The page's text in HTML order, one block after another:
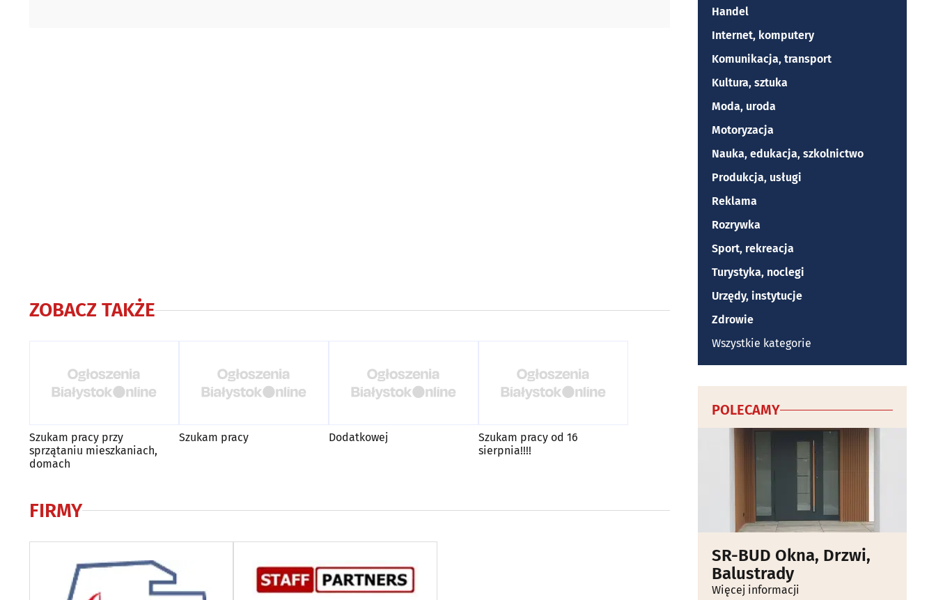
ZOBACZ TAKŻE
Szukam pracy przy
sprzątaniu mieszkaniach,
domach
Szukam pracy Dodatkowej
Szukam pracy od 16
sierpnia!!!!
FIRMY
Handel
Internet, komputery
Komunikacja, transport
Kultura, sztuka
Moda, uroda
Motoryzacja
Nauka, edukacja, szkolnictwo
Produkcja, usługi
Reklama
Rozrywka
Sport, rekreacja
Turystyka, noclegi
Urzędy, instytucje
Zdrowie
Wszystkie kategorie
POLECAMY
SR-BUD Okna, Drzwi,
Balustrady
Więcej informacji